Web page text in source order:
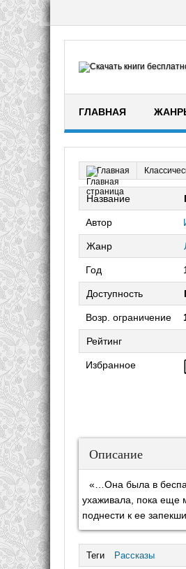
ГЛАВНАЯ
Главная
Название
Автор
Жанр
Год
Доступность
Возр. ограничение
Рейтинг
Избранное
Описание
«…Она была в
ухаживала, пока еще
поднести к ее
Теги Рассказы